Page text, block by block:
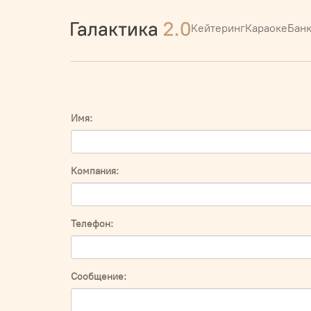
КейтерингКараоке
Имя:
Компания:
Телефон:
Сообщение: